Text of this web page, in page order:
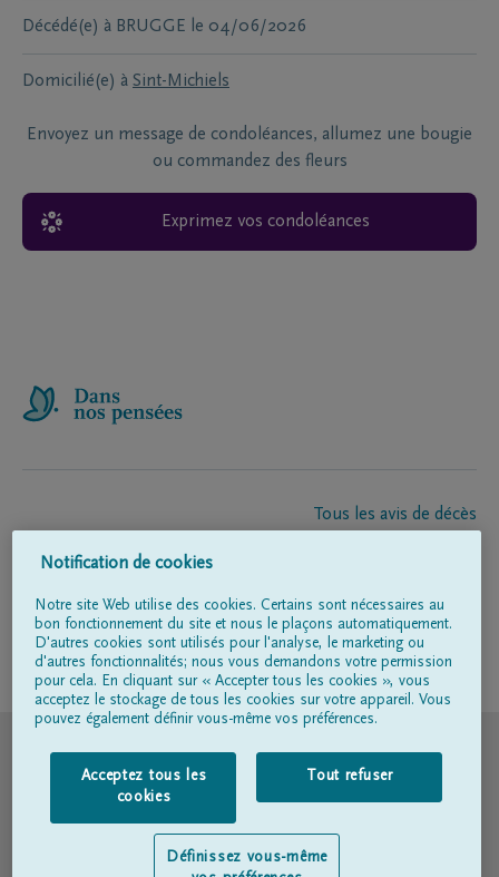
Décédé(e) à BRUGGE le 04/06/2026
Domicilié(e) à Sint-Michiels
Envoyez un message de condoléances, allumez une bougie
ou commandez des fleurs
Exprimez vos condoléances
Tous les avis de décès
Entrepreneur de pompes funèbres
Suivez-nous sur
Conditions d'utilisation
Déclaration relative à la vie privée
Notification de cookies
Notre site Web utilise des cookies. Certains sont nécessaires au
bon fonctionnement du site et nous le plaçons automatiquement.
D'autres cookies sont utilisés pour l'analyse, le marketing ou
d'autres fonctionnalités; nous vous demandons votre permission
pour cela. En cliquant sur « Accepter tous les cookies », vous
acceptez le stockage de tous les cookies sur votre appareil. Vous
pouvez également définir vous-même vos préférences.
Acceptez tous les
cookies
Tout refuser
Définissez vous-même